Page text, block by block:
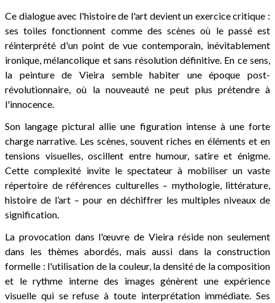
Ce dialogue avec l'histoire de l'art devient un exercice critique :
ses toiles fonctionnent comme des scènes où le passé est
réinterprété d'un point de vue contemporain, inévitablement
ironique, mélancolique et sans résolution définitive. En ce sens,
la peinture de Vieira semble habiter une époque post-
révolutionnaire, où la nouveauté ne peut plus prétendre à
l'innocence.
Son langage pictural allie une figuration intense à une forte
charge narrative. Les scènes, souvent riches en éléments et en
tensions visuelles, oscillent entre humour, satire et énigme.
Cette complexité invite le spectateur à mobiliser un vaste
répertoire de références culturelles – mythologie, littérature,
histoire de l’art – pour en déchiffrer les multiples niveaux de
signification.
La provocation dans l'œuvre de Vieira réside non seulement
dans les thèmes abordés, mais aussi dans la construction
formelle : l'utilisation de la couleur, la densité de la composition
et le rythme interne des images génèrent une expérience
visuelle qui se refuse à toute interprétation immédiate. Ses